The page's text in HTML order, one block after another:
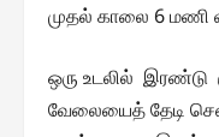
முதல் காலை 6 மணி
ஒரு உடலில்
வேலையைத் தேடி